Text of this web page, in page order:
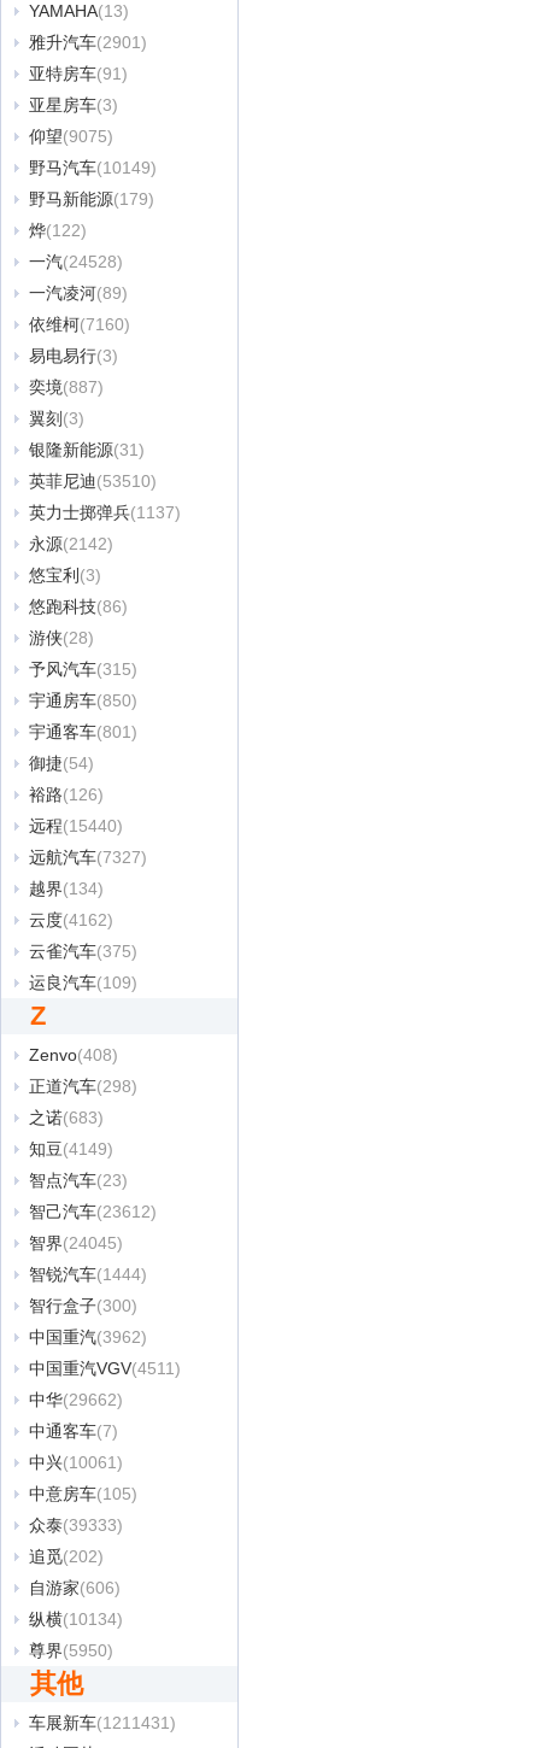
YAMAHA(13)
雅升汽车(2901)
亚特房车(91)
亚星房车(3)
仰望(9075)
野马汽车(10149)
野马新能源(179)
烨(122)
一汽(24528)
一汽凌河(89)
依维柯(7160)
易电易行(3)
奕境(887)
翼刻 (3)
银隆新能源(31)
英菲尼迪(53510)
英力士掷弹兵(1137)
永源(2142)
悠宝利 (3)
悠跑科技(86)
游侠(28)
予风汽车(315)
宇通房车(850)
宇通客车(801)
御捷(54)
裕路(126)
远程(15440)
远航汽车(7327)
越界(134)
云度(4162)
云雀汽车(375)
运良汽车(109)
Z
Zenvo(408)
正道汽车(298)
之诺(683)
知豆(4149)
智点汽车(23)
智己汽车(23612)
智界(24045)
智锐汽车(1444)
智行盒子(300)
中国重汽(3962)
中国重汽VGV(4511)
中华(29662)
中通客车(7)
中兴(10061)
中意房车(105)
众泰(39333)
追觅(202)
自游家(606)
纵横(10134)
尊界(5950)
其他
车展新车(1211431)